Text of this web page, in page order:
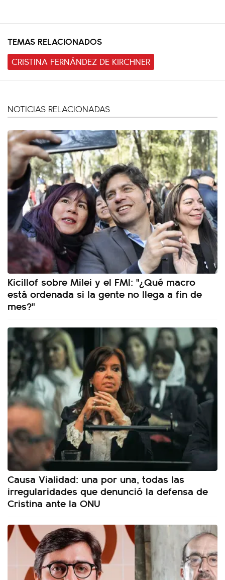
TEMAS RELACIONADOS
CRISTINA FERNÁNDEZ DE KIRCHNER
NOTICIAS RELACIONADAS
Kicillof sobre Milei y el FMI: "¿Qué macro
está ordenada si la gente no llega a fin de
mes?"
Causa Vialidad: una por una, todas las
irregularidades que denunció la defensa de
Cristina ante la ONU